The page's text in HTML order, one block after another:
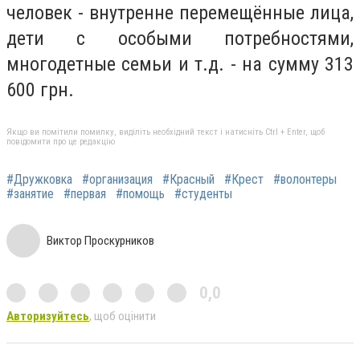
человек - внутренне перемещённые лица,
дети с особыми потребностями,
многодетные семьи и т.д. - на сумму 313
600 грн.
Якщо ви помітили помилку, виділіть необхідний текст і натисніть Ctrl + Enter, щоб
повідомити про це редакцію
#Дружковка #организация #Красный #Крест
#волонтеры
#занятие
#первая #помощь #студенты
Виктор Проскурников
0,0
Авторизуйтесь, щоб оцінити